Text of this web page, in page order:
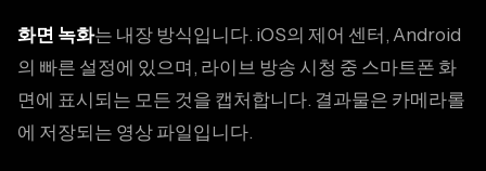
화면 녹화는 내장 방식입니다. iOS의 제어 센터, Android
의 빠른 설정에 있으며, 라이브 방송 시청 중 스마트폰 화
면에 표시되는 모든 것을 캡처합니다. 결과물은 카메라롤
에 저장되는 영상 파일입니다.